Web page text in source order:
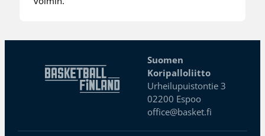
Suomen
Koripalloliitto
Urheilupuistontie 3
02200 Espoo
office@basket.fi